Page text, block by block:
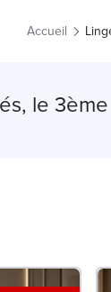
Accueil
le